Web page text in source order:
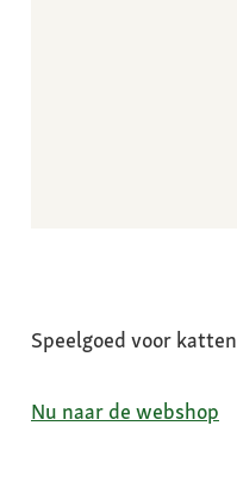
Speelgoed voor katten
Nu naar de webshop